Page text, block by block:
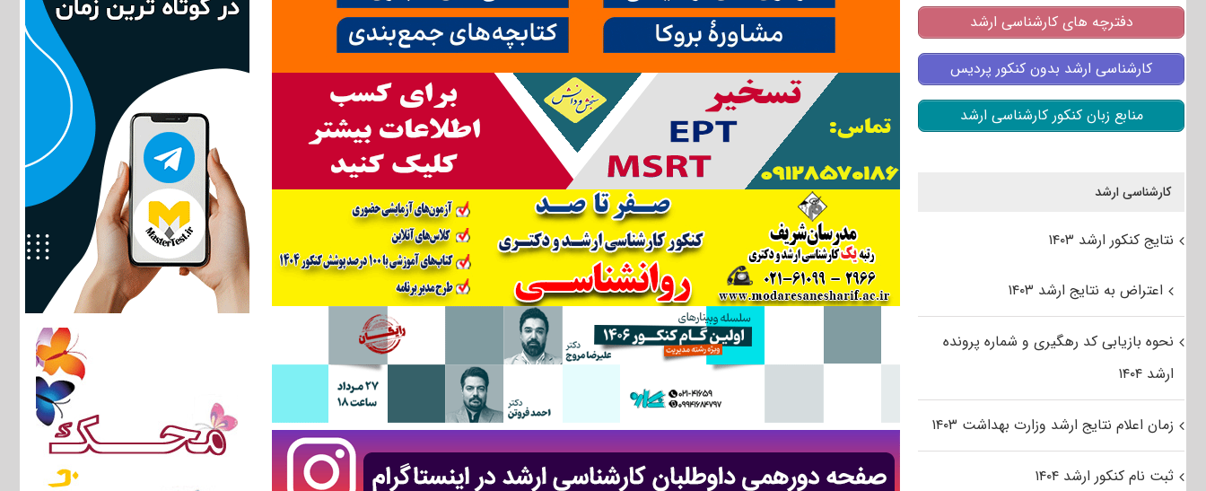
دفترچه های کارشناسی ارشد
کارشناسی ارشد بدون کنکور پردیس
منابع زبان کنکور کارشناسی ارشد
کارشناسی ارشد
نتایج کنکور ارشد ۱۴۰۳
اعتراض به نتایج ارشد ۱۴۰۳
نحوه بازیابی کد رهگیری و شماره پرونده
ارشد ۱۴۰۴
زمان اعلام نتایج ارشد وزارت بهداشت ۱۴۰۳
ثبت نام کنکور ارشد ۱۴۰۴